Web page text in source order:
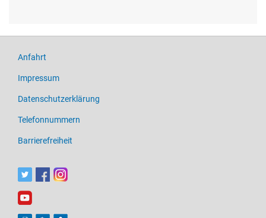
Anfahrt
Impressum
Datenschutzerklärung
Telefonnummern
Barrierefreiheit